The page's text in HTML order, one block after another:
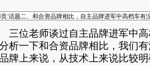
位老师谈过自主品牌进军中高
析一下和合资品牌相比，我们
牌上来说，从技术上来说比较